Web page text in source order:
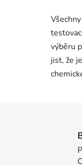
výběru
jist, že